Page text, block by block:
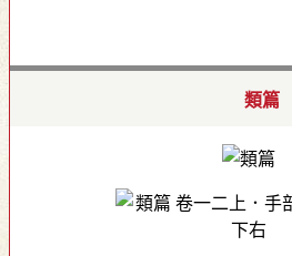
類篇